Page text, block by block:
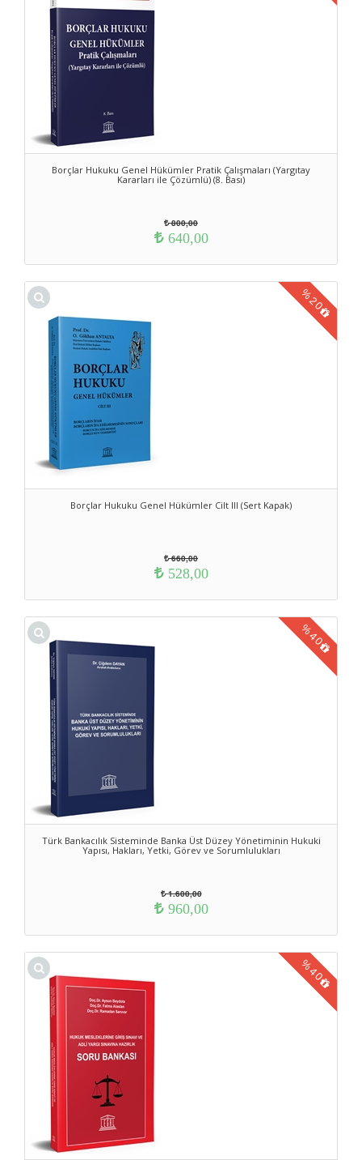
Borçlar Hukuku Genel Hükümler Pratik Çalışmaları (Yargıtay
Kararları ile Çözümlü) (8. Bası)
800,00
640,00
Borçlar Hukuku Genel Hükümler Cilt III (Sert Kapak)
%
20
660,00
528,00
Türk Bankacılık Sisteminde Banka Üst Düzey Yönetiminin Hukuki
Yapısı, Hakları, Yetki, Görev ve Sorumlulukları
%40
1.600,00
960,00
%40